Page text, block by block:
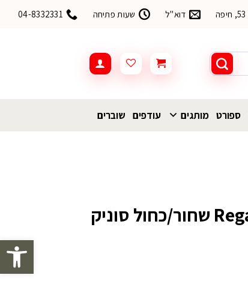
פתח
דוא"ל שעות פתיחה 04-8332331
ספורט מותגים עודפים שוברים
בגד ים Regatta Mawson שחור/כחול סוניק